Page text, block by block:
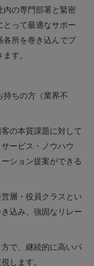
内の専門部署と緊密
って最適なサポー
各所を巻き込んでプ
す。
ちの方（業界不
本質課題に対して
ービス・ノウハウ
ション提案ができる
・役員クラスとい
込み、強固なリレー
継続的に高いパ
します。